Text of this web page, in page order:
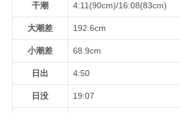
干潮 4:11(90cm)/16:08(83cm)
大潮差 192.6cm
小潮差 68.9cm
日出 4:50
日没 19:07